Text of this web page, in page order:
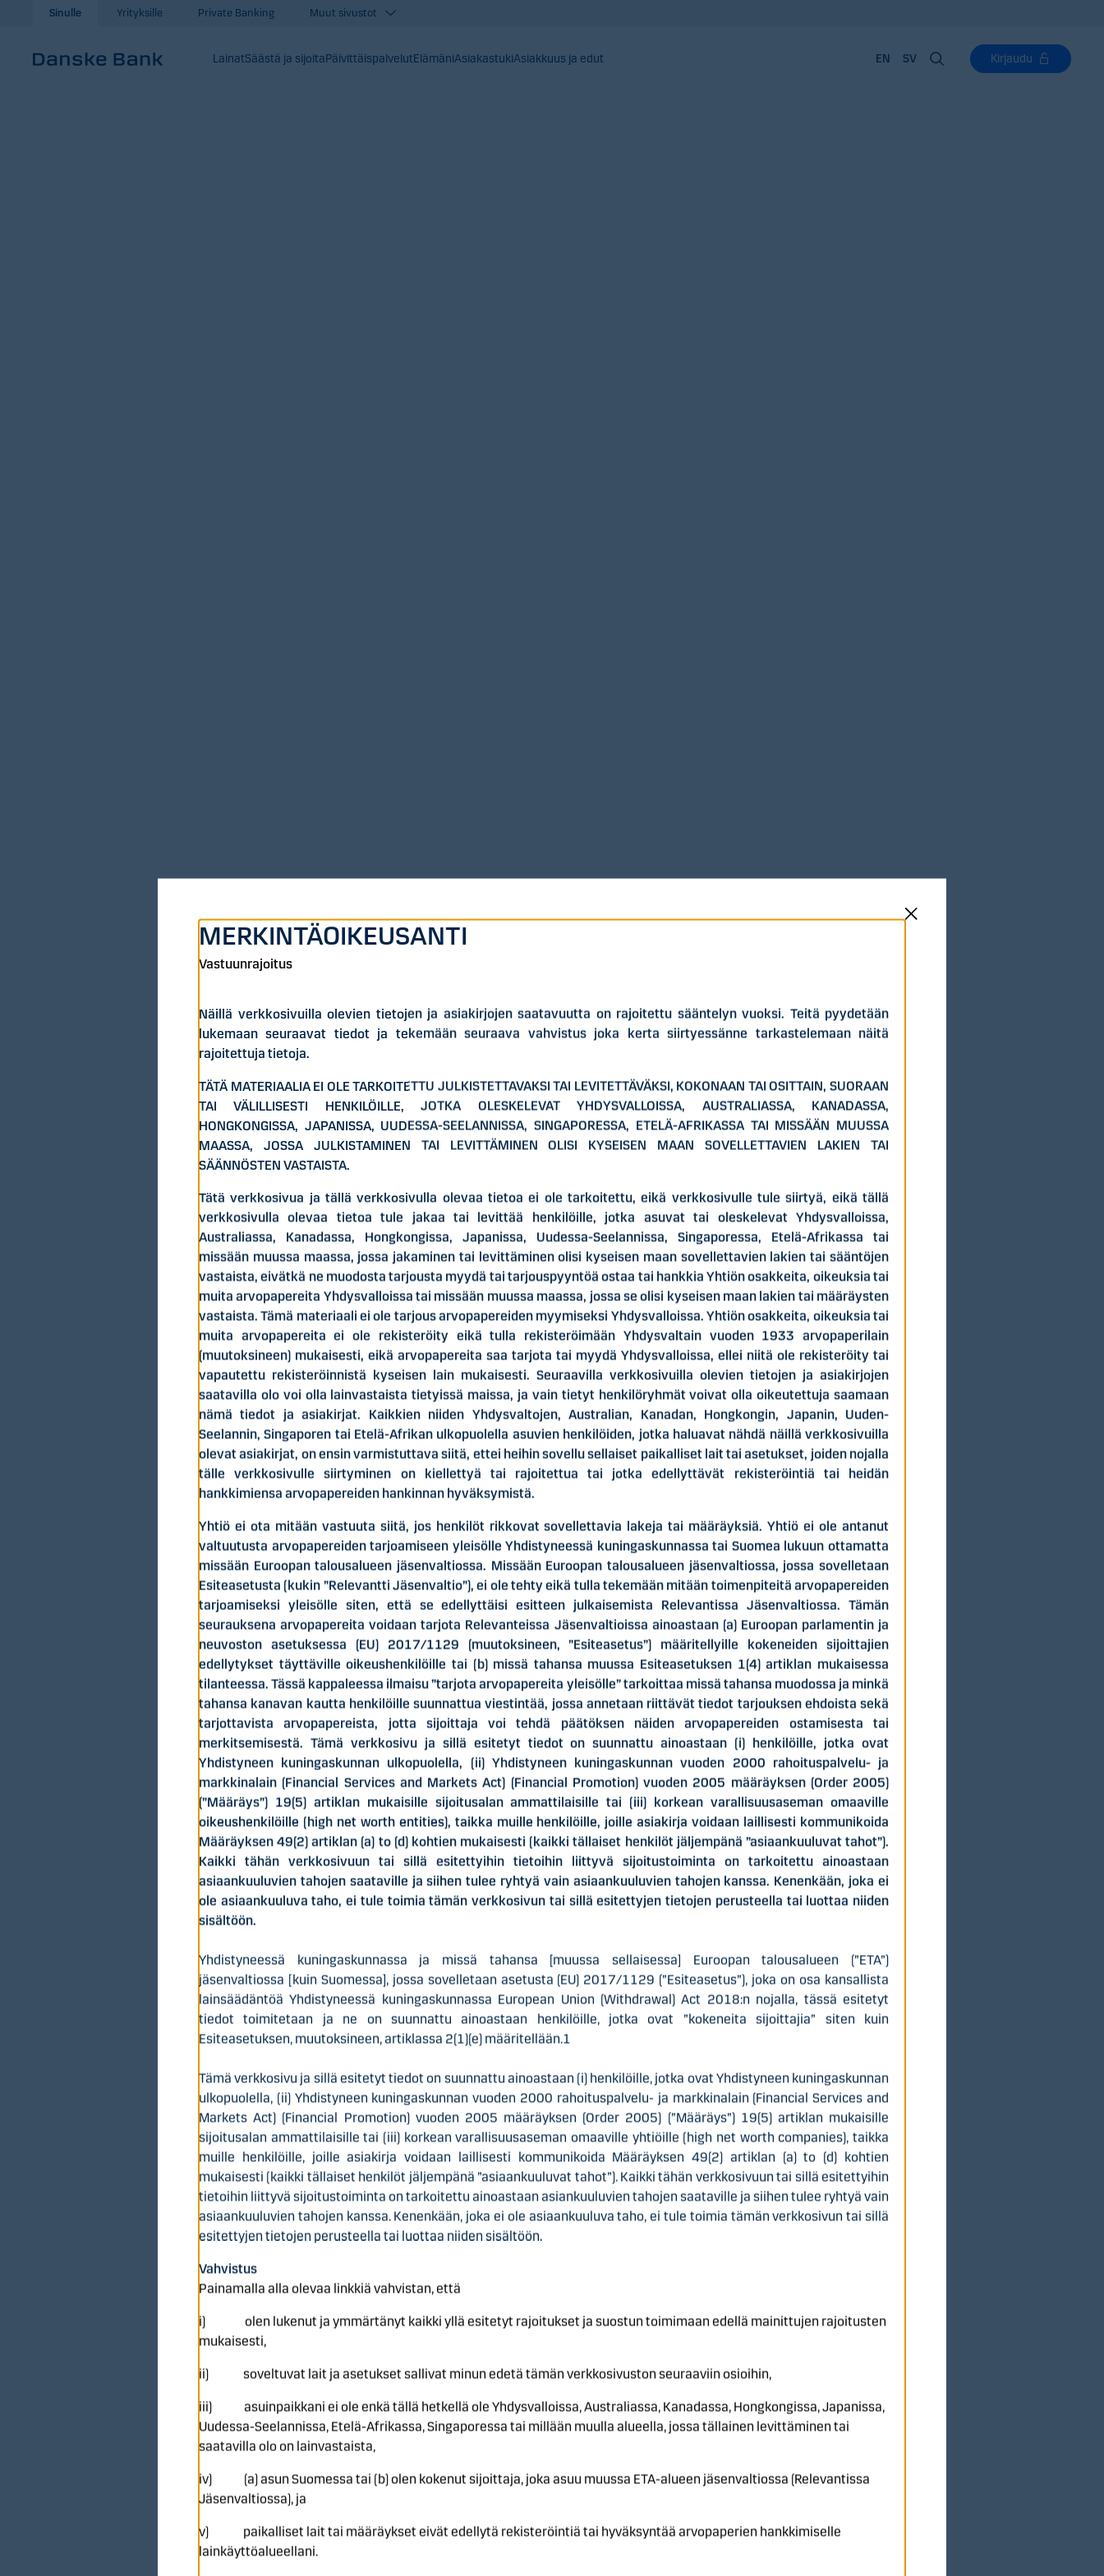
Siirry sisältöön
Sinulle Yrityksille Private Banking Muut sivustot
LainatSäästä ja sijoitaPäivittäispalvelutElämäniAsiakastukiAsiakkuus ja edut EN SV Kirjaudu
Suomisen merkintäetuoikeusanti 2026
Suomisen hallitus on 8.6.2026 pidetyn ylimääräisen yhtiökokouksen valtuuttamana päättänyt noin
28 miljoonan euron merkintäetuoikeusannista (”Osakeanti” tai ”Merkintäoikeusanti”). Nykyisille
osakkeenomistajille annettavien merkintäoikeuksien nojalla Osakeannissa tarjotaan merkittäväksi
enintään 77 121 272 Suomisen uutta osaketta (”Uudet Osakkeet”) nykyisten omistusten
suhteessa.
Merkintähinta on 0,36 euroa jokaiselta Uudelta Osakkeelta. Osakeannin tavoitteena on turvata
rahoitus Suomisen kannattavuuden parantamisohjelman toteutukselle ja vahvistaa Suomisen
pääomarakennetta.
Suominen lyhyesti
kuitukankaista valmistetut lopputuotteet ovat läsnä ihmisten jokapäiväisessä elämässä ympäri
maailmaa. Suomisen liikevaihto oli 412,4 milj. euroa vuonna 2025 ja työllistämme lähes 700
ammattilaista Euroopassa sekä Pohjois- ja Etelä-Amerikassa. Suomisen osake noteerataan
Helsingin Pörssissä.Suominen – Pure Nordic Quality
Tärkeitä päivämääriä:
9.6.2026 Ensimmäinen kaupankäyntipäivä ilman Merkintäoikeuksia
10.6.2026 Osakeannin Täsmäytyspäivä
15.6.2026 Osakeannin Merkintäaika alkaa
5.6.2026 Kaupankäynti Merkintäoikeuksilla Helsingin Pörssissä alkaa
16.6.2026
Kaupankäynti Merkintäoikeuksilla Helsingin Pörssissä päättyy
29.6.2026
Osakeannin Merkintäaika päättyy ja käyttämättömät Merkintäoikeudet raukeavat arvottomina
(arviolta)
30.6.2026 Osakeannin alustava tulos julkistetaan (arviolta)
2.7.2026 Osakeannin lopullinen tulos julkistetaan (arviolta)
3.7.2026 Kaupankäynti Väliaikaisilla Osakkeilla Helsingin Pörssissä päättyy (arviolta)
MERKINTÄOIKEUSANTI
Vastuunrajoitus
Näillä verkkosivuilla olevien tietojen ja asiakirjojen saatavuutta on rajoitettu sääntelyn vuoksi. Teitä pyydetään
lukemaan seuraavat tiedot ja tekemään seuraava vahvistus joka kerta siirtyessänne tarkastelemaan näitä
rajoitettuja tietoja.
TÄTÄ MATERIAALIA EI OLE TARKOITETTU JULKISTETTAVAKSI TAI LEVITETTÄVÄKSI, KOKONAAN TAI OSITTAIN, SUORAAN
TAI VÄLILLISESTI HENKILÖILLE, JOTKA OLESKELEVAT YHDYSVALLOISSA, AUSTRALIASSA, KANADASSA,
HONGKONGISSA, JAPANISSA, UUDESSA-SEELANNISSA, SINGAPORESSA, ETELÄ-AFRIKASSA TAI MISSÄÄN MUUSSA
MAASSA, JOSSA JULKISTAMINEN TAI LEVITTÄMINEN OLISI KYSEISEN MAAN SOVELLETTAVIEN LAKIEN TAI
SÄÄNNÖSTEN VASTAISTA.
Tätä verkkosivua ja tällä verkkosivulla olevaa tietoa ei ole tarkoitettu, eikä verkkosivulle tule siirtyä, eikä tällä
verkkosivulla olevaa tietoa tule jakaa tai levittää henkilöille, jotka asuvat tai oleskelevat Yhdysvalloissa,
Australiassa, Kanadassa, Hongkongissa, Japanissa, Uudessa-Seelannissa, Singaporessa, Etelä-Afrikassa tai
missään muussa maassa, jossa jakaminen tai levittäminen olisi kyseisen maan sovellettavien lakien tai sääntöjen
vastaista, eivätkä ne muodosta tarjousta myydä tai tarjouspyyntöä ostaa tai hankkia Yhtiön osakkeita, oikeuksia tai
muita arvopapereita Yhdysvalloissa tai missään muussa maassa, jossa se olisi kyseisen maan lakien tai määräysten
vastaista. Tämä materiaali ei ole tarjous arvopapereiden myymiseksi Yhdysvalloissa. Yhtiön osakkeita, oikeuksia tai
muita arvopapereita ei ole rekisteröity eikä tulla rekisteröimään Yhdysvaltain vuoden 1933 arvopaperilain
(muutoksineen) mukaisesti, eikä arvopapereita saa tarjota tai myydä Yhdysvalloissa, ellei niitä ole rekisteröity tai
vapautettu rekisteröinnistä kyseisen lain mukaisesti. Seuraavilla verkkosivuilla olevien tietojen ja asiakirjojen
saatavilla olo voi olla lainvastaista tietyissä maissa, ja vain tietyt henkilöryhmät voivat olla oikeutettuja saamaan
nämä tiedot ja asiakirjat. Kaikkien niiden Yhdysvaltojen, Australian, Kanadan, Hongkongin, Japanin, Uuden-
Seelannin, Singaporen tai Etelä-Afrikan ulkopuolella asuvien henkilöiden, jotka haluavat nähdä näillä verkkosivuilla
olevat asiakirjat, on ensin varmistuttava siitä, ettei heihin sovellu sellaiset paikalliset lait tai asetukset, joiden nojalla
tälle verkkosivulle siirtyminen on kiellettyä tai rajoitettua tai jotka edellyttävät rekisteröintiä tai heidän
hankkimiensa arvopapereiden hankinnan hyväksymistä.
Yhtiö ei ota mitään vastuuta siitä, jos henkilöt rikkovat sovellettavia lakeja tai määräyksiä. Yhtiö ei ole antanut
valtuutusta arvopapereiden tarjoamiseen yleisölle Yhdistyneessä kuningaskunnassa tai Suomea lukuun ottamatta
missään Euroopan talousalueen jäsenvaltiossa. Missään Euroopan talousalueen jäsenvaltiossa, jossa sovelletaan
Esiteasetusta (kukin ”Relevantti Jäsenvaltio”), ei ole tehty eikä tulla tekemään mitään toimenpiteitä arvopapereiden
tarjoamiseksi yleisölle siten, että se edellyttäisi esitteen julkaisemista Relevantissa Jäsenvaltiossa. Tämän
seurauksena arvopapereita voidaan tarjota Relevanteissa Jäsenvaltioissa ainoastaan (a) Euroopan parlamentin ja
neuvoston asetuksessa (EU) 2017/1129 (muutoksineen, ”Esiteasetus”) määritellyille kokeneiden sijoittajien
edellytykset täyttäville oikeushenkilöille tai (b) missä tahansa muussa Esiteasetuksen 1(4) artiklan mukaisessa
tilanteessa. Tässä kappaleessa ilmaisu ”tarjota arvopapereita yleisölle” tarkoittaa missä tahansa muodossa ja minkä
tahansa kanavan kautta henkilöille suunnattua viestintää, jossa annetaan riittävät tiedot tarjouksen ehdoista sekä
tarjottavista arvopapereista, jotta sijoittaja voi tehdä päätöksen näiden arvopapereiden ostamisesta tai
merkitsemisestä. Tämä verkkosivu ja sillä esitetyt tiedot on suunnattu ainoastaan (i) henkilöille, jotka ovat
Yhdistyneen kuningaskunnan ulkopuolella, (ii) Yhdistyneen kuningaskunnan vuoden 2000 rahoituspalvelu- ja
markkinalain (Financial Services and Markets Act) (Financial Promotion) vuoden 2005 määräyksen (Order 2005)
(”Määräys”) 19(5) artiklan mukaisille sijoitusalan ammattilaisille tai (iii) korkean varallisuusaseman omaaville
oikeushenkilöille (high net worth entities), taikka muille henkilöille, joille asiakirja voidaan laillisesti kommunikoida
Määräyksen 49(2) artiklan (a) to (d) kohtien mukaisesti (kaikki tällaiset henkilöt jäljempänä ”asiaankuuluvat tahot”).
Kaikki tähän verkkosivuun tai sillä esitettyihin tietoihin liittyvä sijoitustoiminta on tarkoitettu ainoastaan
asiaankuuluvien tahojen saataville ja siihen tulee ryhtyä vain asiaankuuluvien tahojen kanssa. Kenenkään, joka ei
ole asiaankuuluva taho, ei tule toimia tämän verkkosivun tai sillä esitettyjen tietojen perusteella tai luottaa niiden
sisältöön.
Yhdistyneessä kuningaskunnassa ja missä tahansa [muussa sellaisessa] Euroopan talousalueen (”ETA”)
jäsenvaltiossa [kuin Suomessa], jossa sovelletaan asetusta (EU) 2017/1129 (”Esiteasetus”), joka on osa kansallista
lainsäädäntöä Yhdistyneessä kuningaskunnassa European Union (Withdrawal) Act 2018:n nojalla, tässä esitetyt
tiedot toimitetaan ja ne on suunnattu ainoastaan henkilöille, jotka ovat ”kokeneita sijoittajia” siten kuin
Esiteasetuksen, muutoksineen, artiklassa 2(1)(e) määritellään.1
Tämä verkkosivu ja sillä esitetyt tiedot on suunnattu ainoastaan (i) henkilöille, jotka ovat Yhdistyneen kuningaskunnan
ulkopuolella, (ii) Yhdistyneen kuningaskunnan vuoden 2000 rahoituspalvelu- ja markkinalain (Financial Services and
Markets Act) (Financial Promotion) vuoden 2005 määräyksen (Order 2005) (”Määräys”) 19(5) artiklan mukaisille
sijoitusalan ammattilaisille tai (iii) korkean varallisuusaseman omaaville yhtiöille (high net worth companies), taikka
muille henkilöille, joille asiakirja voidaan laillisesti kommunikoida Määräyksen 49(2) artiklan (a) to (d) kohtien
mukaisesti (kaikki tällaiset henkilöt jäljempänä ”asiaankuuluvat tahot”). Kaikki tähän verkkosivuun tai sillä esitettyihin
tietoihin liittyvä sijoitustoiminta on tarkoitettu ainoastaan asiankuuluvien tahojen saataville ja siihen tulee ryhtyä vain
asiaankuuluvien tahojen kanssa. Kenenkään, joka ei ole asiaankuuluva taho, ei tule toimia tämän verkkosivun tai sillä
esitettyjen tietojen perusteella tai luottaa niiden sisältöön.
Vahvistus
Painamalla alla olevaa linkkiä vahvistan, että
i) olen lukenut ja ymmärtänyt kaikki yllä esitetyt rajoitukset ja suostun toimimaan edellä mainittujen rajoitusten
mukaisesti,
ii) soveltuvat lait ja asetukset sallivat minun edetä tämän verkkosivuston seuraaviin osioihin,
iii) asuinpaikkani ei ole enkä tällä hetkellä ole Yhdysvalloissa, Australiassa, Kanadassa, Hongkongissa, Japanissa,
Uudessa-Seelannissa, Etelä-Afrikassa, Singaporessa tai millään muulla alueella, jossa tällainen levittäminen tai
saatavilla olo on lainvastaista,
iv) (a) asun Suomessa tai (b) olen kokenut sijoittaja, joka asuu muussa ETA-alueen jäsenvaltiossa (Relevantissa
Jäsenvaltiossa), ja
v) paikalliset lait tai määräykset eivät edellytä rekisteröintiä tai hyväksyntää arvopaperien hankkimiselle
lainkäyttöalueellani.